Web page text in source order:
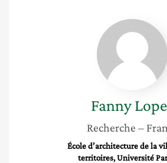
Fanny
Lopez
Fanny
Recherche –
École d’architecture de la
territoires, Université